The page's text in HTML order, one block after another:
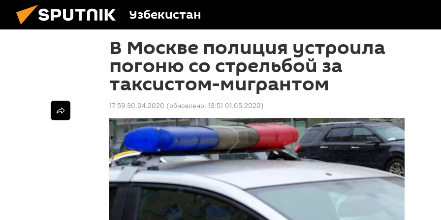
Узбекистан
В Москве полиция устроила
погоню со стрельбой за
таксистом-мигрантом
17:59 30.04.2020 (обновлено: 13:51 01.05.2020)